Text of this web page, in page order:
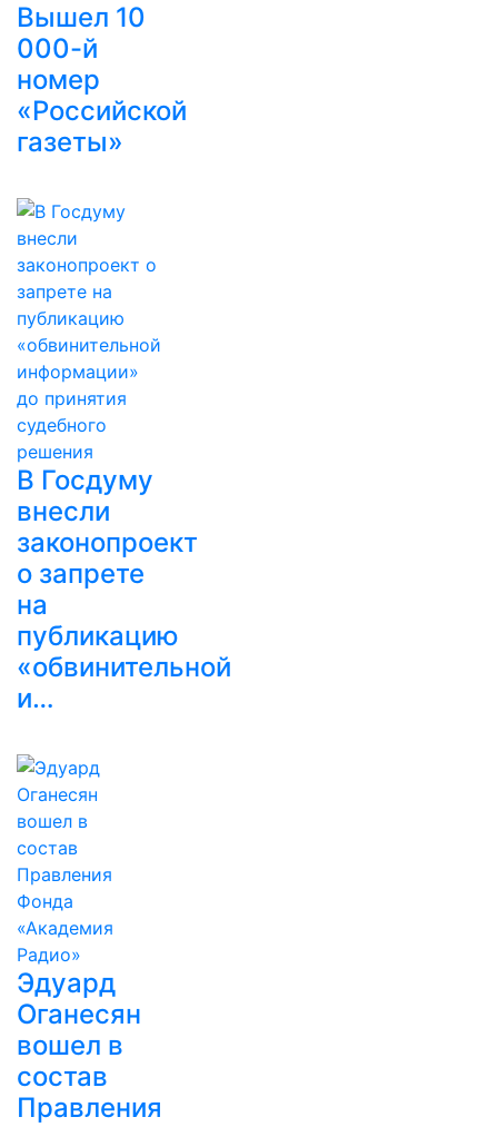
Вышел 10
000-й
номер
«Российской
газеты»
В Госдуму
внесли
законопроект
о запрете
на
публикацию
«обвинительной
и…
Эдуард
Оганесян
вошел в
состав
Правления